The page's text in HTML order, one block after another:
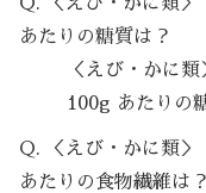
あたりの糖質は？
＜えび・かに
100g あたりの
Q. ＜えび・かに類
あたりの食物繊維は？